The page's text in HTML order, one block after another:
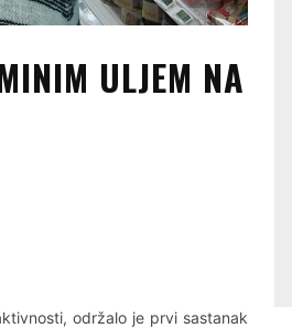
ULJEM NA
održalo je prvi sastanak